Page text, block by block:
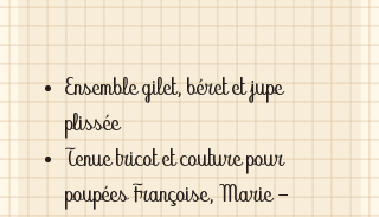
Ensemble gilet, béret et jupe
plissée
Tenue tricot et couture pour
poupées Françoise, Marie -